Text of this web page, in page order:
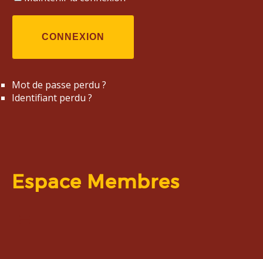
CONNEXION
Mot de passe perdu ?
Identifiant perdu ?
Espace Membres